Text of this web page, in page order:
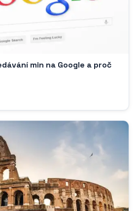
min na Google a proč